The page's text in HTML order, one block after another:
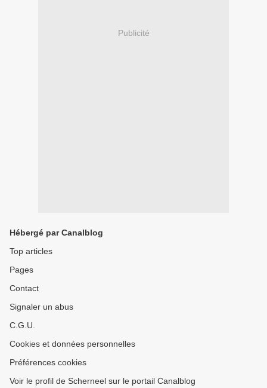
Publicité
Hébergé par Canalblog
Top articles
Pages
Contact
Signaler un abus
C.G.U.
Cookies et données personnelles
Préférences cookies
Voir le profil de Scherneel sur le portail Canalblog